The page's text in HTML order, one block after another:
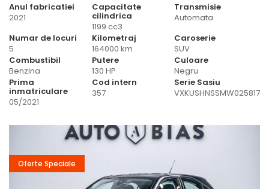
Anul fabricatiei
2021
Capacitate
cilindrica
1199 cc3
Transmisie
Automata
Numar de locuri
5
Kilometraj
164000 km
Caroserie
SUV
Combustibil
Benzina
Putere
130 HP
Culoare
Negru
Prima
inmatriculare
05/2021
Cod intern
357
Serie Sasiu
VXKUSHNSSMW025817
Oferte Speciale